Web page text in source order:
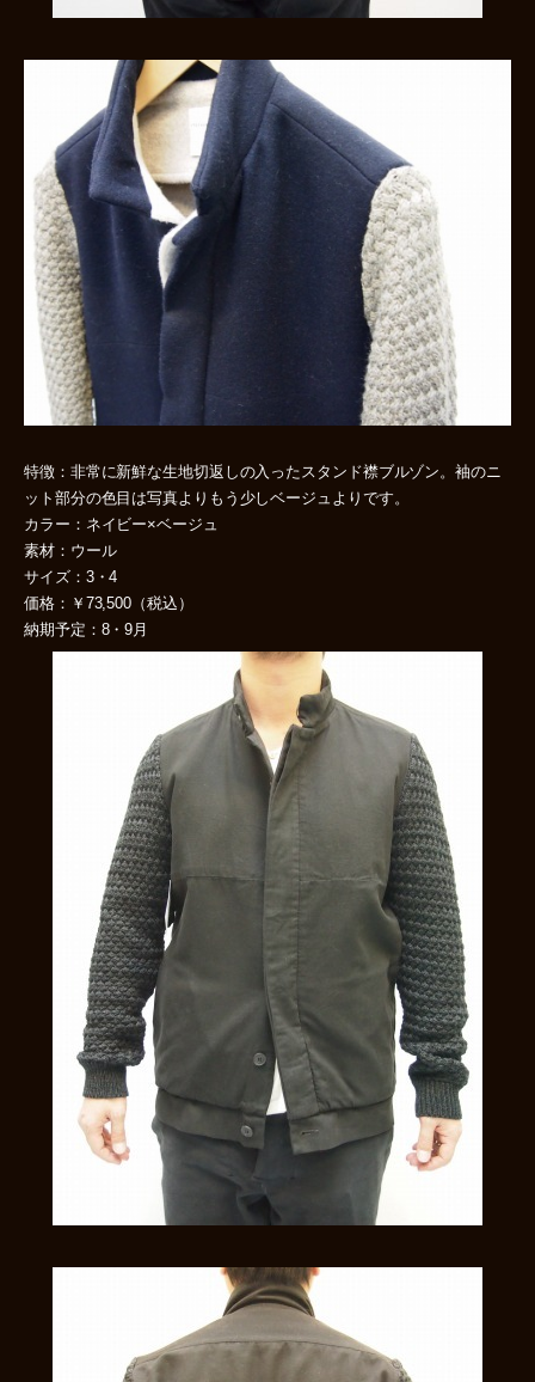
特徴：非常に新鮮な生地切返しの入ったスタンド襟ブルゾン。袖のニ
ット部分の色目は写真よりもう少しベージュよりです。
カラー：ネイビー×ベージュ
素材：ウール
サイズ：3・4
価格：￥73,500（税込）
納期予定：8・9月